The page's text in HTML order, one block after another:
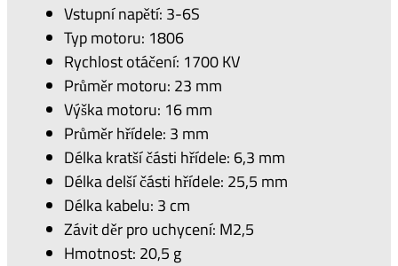
Vstupní napětí: 3-6S
Typ motoru: 1806
Rychlost otáčení: 1700 KV
Průměr motoru: 23 mm
Výška motoru: 16 mm
Průměr hřídele: 3 mm
Délka kratší části hřídele: 6,3 mm
Délka delší části hřídele: 25,5 mm
Délka kabelu: 3 cm
Závit děr pro uchycení: M2,5
Hmotnost: 20,5 g